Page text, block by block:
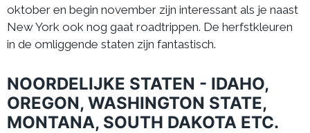
oktober en begin november zijn interessant als je naast
New York ook nog gaat roadtrippen. De herfstkleuren
in de omliggende staten zijn fantastisch.
NOORDELIJKE STATEN - IDAHO,
OREGON, WASHINGTON STATE,
MONTANA, SOUTH DAKOTA ETC.